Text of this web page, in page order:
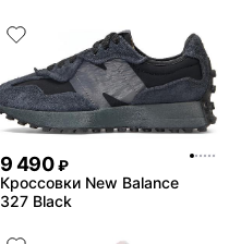
9 490 ₽
Кроссовки New Balance
327 Black